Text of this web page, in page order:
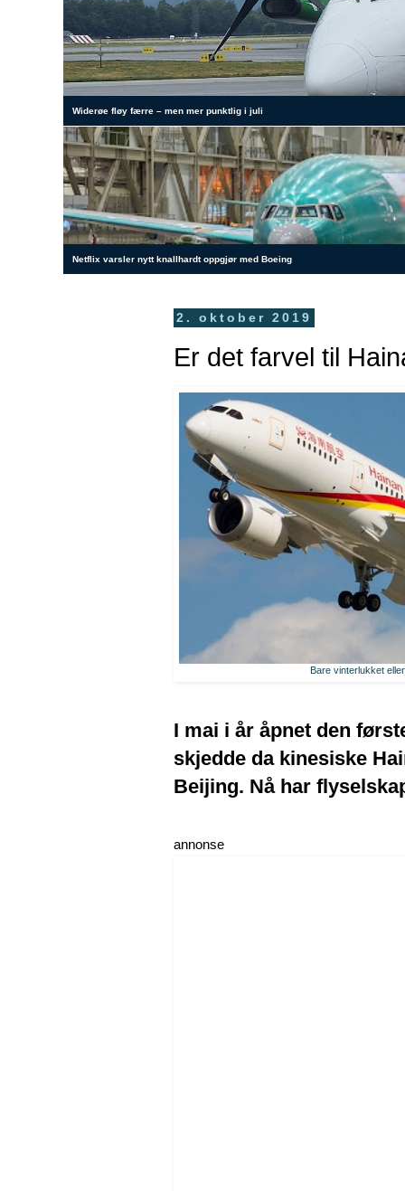
Widerøe fløy færre – men mer punktlig i juli
Netflix varsler nytt knallhardt oppgjør med Boeing
2. oktober 2019
Er det farvel til
Bare vinterlukket
I mai i år åpnet den
skjedde da kinesiske
Beijing. Nå har
annonse